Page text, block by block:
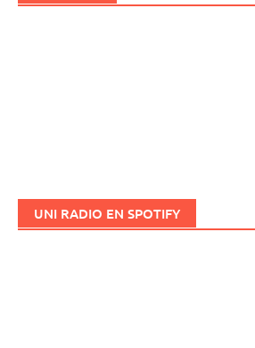
UNI RADIO EN SPOTIFY